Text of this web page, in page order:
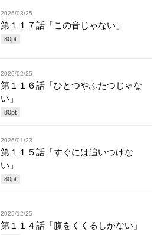
2026/03/25
第１１７話「この音じゃない」
80pt
2026/02/25
第１１６話「ひとつやふたつじゃな
い」
80pt
2026/01/23
第１１５話「すぐには追いつけな
い」
80pt
2025/12/25
第１１４話「腹をくくるしかない」